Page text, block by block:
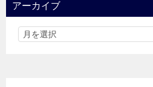
アーカイブ